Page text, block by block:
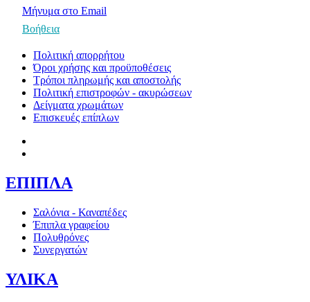
Μήνυμα στο Email
Βοήθεια
Πολιτική απορρήτου
Όροι χρήσης και προϋποθέσεις
Τρόποι πληρωμής και αποστολής
Πολιτική επιστροφών - ακυρώσεων
Δείγματα χρωμάτων
Επισκευές επίπλων
ΕΠΙΠΛΑ
Σαλόνια - Καναπέδες
Έπιπλα γραφείου
Πολυθρόνες
Συνεργατών
ΥΛΙΚΑ